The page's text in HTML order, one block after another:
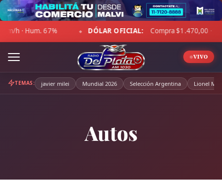
Skip
to
content
DÓLAR OFICIAL: Compra $1.470,00 · Venta $1.521,00
VIVO
TEMAS: javier milei Mundial 2026 Selección Argentina Lionel
Autos